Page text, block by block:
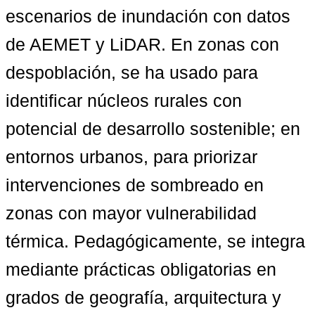
escenarios de inundación con datos
de AEMET y LiDAR. En zonas con
despoblación, se ha usado para
identificar núcleos rurales con
potencial de desarrollo sostenible; en
entornos urbanos, para priorizar
intervenciones de sombreado en
zonas con mayor vulnerabilidad
térmica. Pedagógicamente, se integra
mediante prácticas obligatorias en
grados de geografía, arquitectura y